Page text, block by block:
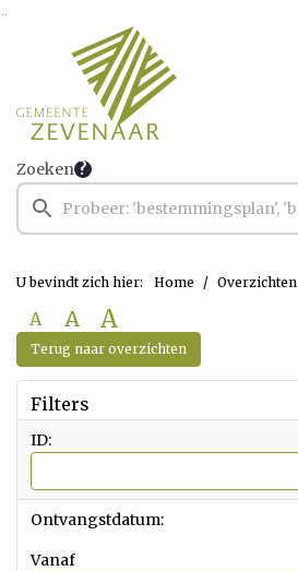
Ga naar de inhoud van deze pagina
Zoeken
U bevindt zich hier: Home Overzichten
A A A
Terug naar overzichten
Filters
ID:
Ontvangstdatum:
vanaf